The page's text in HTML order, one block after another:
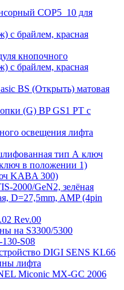
COP5_10 для
с брайлем, красная
кнопочного
с брайлем, красная
BS (Открыть) матовая
(G) BP GS1 PT с
освещения лифта
тип А ключ
в положении 1)
KABA 300)
2000/GeN2, зелёная
D=27,5mm, AMP (4pin
Rev.00
на S3300/5300
130-S08
DIGI SENS KL66
лифта
Miconic MX-GC 2006